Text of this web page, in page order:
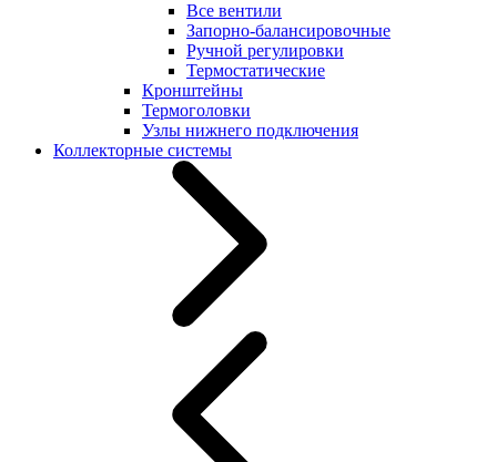
Все вентили
Запорно-балансировочные
Ручной регулировки
Термостатические
Кронштейны
Термоголовки
Узлы нижнего подключения
Коллекторные системы